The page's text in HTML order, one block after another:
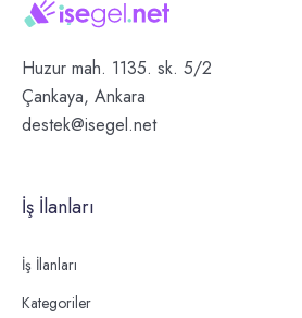
Huzur mah. 1135. sk. 5/2
Çankaya, Ankara
destek@isegel.net
İş İlanları
İş İlanları
Kategoriler